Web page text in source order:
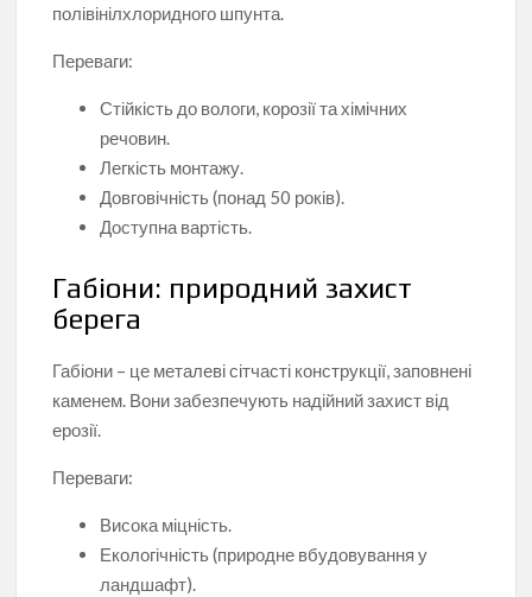
полівінілхлоридного шпунта.
Переваги:
Стійкість до вологи, корозії та хімічних
речовин.
Легкість монтажу.
Довговічність (понад 50 років).
Доступна вартість.
Габіони: природний захист
берега
Габіони – це металеві сітчасті конструкції, заповнені
каменем. Вони забезпечують надійний захист від
ерозії.
Переваги:
Висока міцність.
Екологічність (природне вбудовування у
ландшафт).